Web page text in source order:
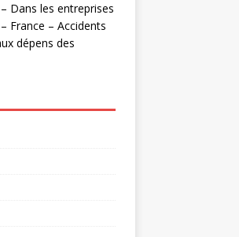
Dans les entreprises
France – Accidents
dépens des